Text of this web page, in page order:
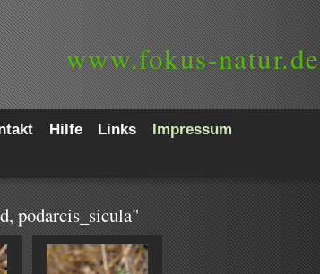
www.fokus-natur.de
Hilfe Links
Impressum
podarcis_sicula"